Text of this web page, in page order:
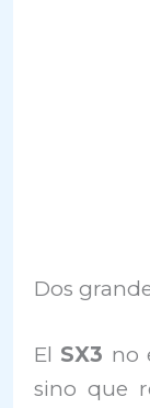
Dos
El SX3 no
sino que